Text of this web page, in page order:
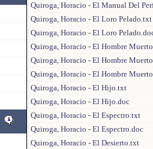
Quiroga, Horacio - El Manual Del
Quiroga, Horacio - El Loro Pelado.txt
Quiroga, Horacio - El Loro
Quiroga, Horacio - El Hombre
Quiroga, Horacio - El Hombre
Quiroga, Horacio - El Hombre
Quiroga, Horacio - El Hijo.txt
Quiroga, Horacio - El Hijo.doc
Quiroga, Horacio - El Espectro.txt
Quiroga, Horacio - El Espectro.doc
Quiroga, Horacio - El Desierto.txt